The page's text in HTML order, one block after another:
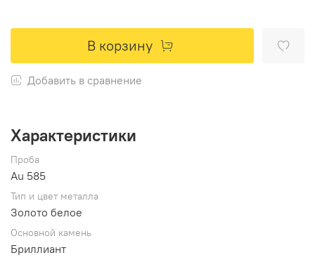
В корзину
Добавить в сравнение
Характеристики
Проба
Au 585
Тип и цвет металла
Золото белое
Основной камень
Бриллиант